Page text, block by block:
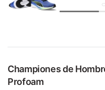
Championes de
Profoam